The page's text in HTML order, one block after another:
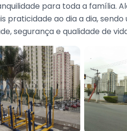
para toda a família.
praticidade ao dia a dia,
segurança e qualidade de